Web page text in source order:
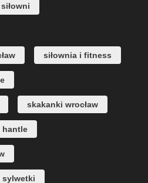
siłownia i fitness
skakanki wrocław
hantle
sylwetki